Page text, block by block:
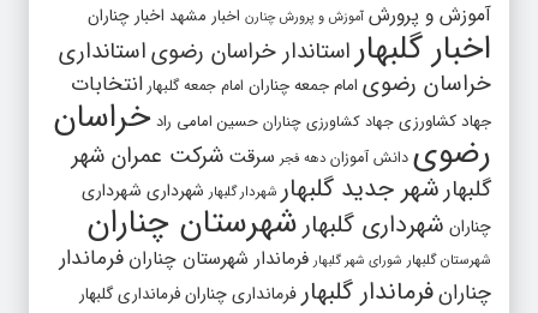
آموزش و پرورش آموزش و پرورش چنارن اخبار مشهد اخبار چناران
اخبار گلبهار استاندار خراسان رضویاستانداری
خراسان رضوی امام جمعه چناران امام جمعه گلبهار انتخابات
جهاد کشاورزی جهاد کشاورزی چناران حسین امامی راد خراسان
رضوی دانش آموزان دهه فجر سرقت شرکت عمران شهر
گلبهارشهر جدید گلبهار شهردار گلبهار شهرداری شهرداری
چناران شهرداری گلبهار شهرستان چناران
شهرستان گلبهار شورای شهر گلبهار فرماندار شهرستان چناران فرماندار
چنارانفرماندار گلبهار فرمانداری چنارانفرمانداری گلبهار